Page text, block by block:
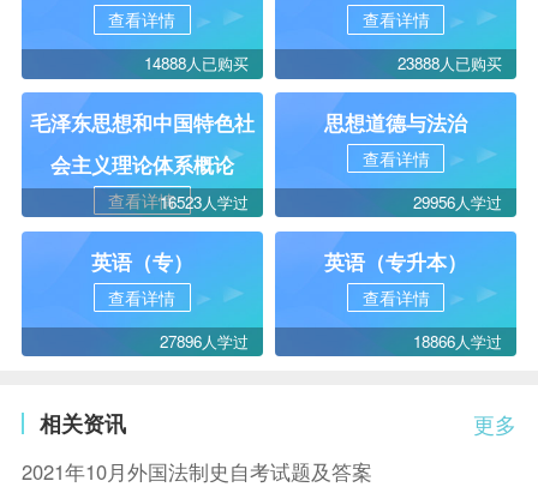
查看详情
14888人已购买
查看详情
23888人已购买
毛泽东思想和中国特色社
会主义理论体系概论
查看详情16523人学过
思想道德与法治
查看详情
29956人学过
英语（专）
查看详情
27896人学过
英语（专升本）
查看详情
18866人学过
更多
相关资讯
2021年10月外国法制史自考试题及答案